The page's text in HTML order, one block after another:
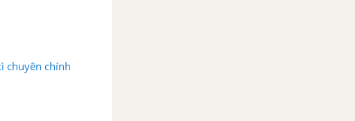
chuyên chính